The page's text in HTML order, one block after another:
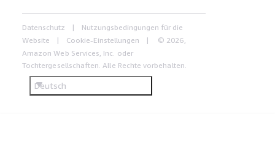
Datenschutz
Nutzungsbedingungen für die
Website
Cookie-Einstellungen
© 2026,
Amazon Web Services, Inc. oder
Tochtergesellschaften. Alle Rechte vorbehalten.
Deutsch